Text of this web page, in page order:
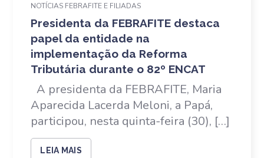
NOTÍCIAS FEBRAFITE E FILIADAS
Presidenta da FEBRAFITE destaca
papel da entidade na
implementação da Reforma
Tributária durante o 82º ENCAT
A presidenta da FEBRAFITE, Maria
Aparecida Lacerda Meloni, a Papá,
participou, nesta quinta-feira (30), […]
LEIA MAIS